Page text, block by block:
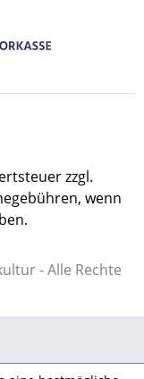
zzgl.
wenn
- Alle Rechte